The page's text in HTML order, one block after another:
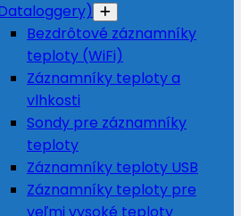
Bezdrôtové záznamníky
teploty (WiFi)
Záznamníky teploty a
vlhkosti
Sondy pre záznamníky
teploty
Záznamníky teploty USB
Záznamníky teploty pre